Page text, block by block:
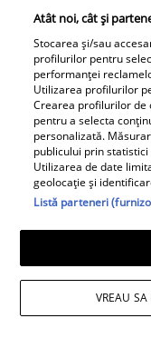
Adevăratul motiv
care “Insula
fost mutată în
septembrie. Fanii
revoltați, dar nu
acest detaliu
Adrian Rus
murit. Ultimul
fostei iubite după
tragedia de la
frânge inimi
Atât noi, cât și
Stocarea și/sau
profilurilor pentru
performanței
Utilizarea profilurilor
Crearea profilurilor de
pentru a selecta
personalizată.
publicului prin
Utilizarea de date
geolocație și
Listă parteneri
VREAU